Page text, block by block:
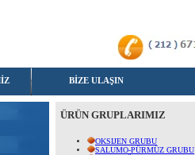
BİZE ULAŞIN
ÜRÜN GRUPLARIMIZ
OKSIJEN GRUBU
SALUMO-PÜRMÜZ GRUBU